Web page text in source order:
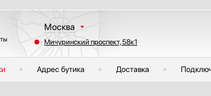
Москва
Санкт-Петербург
Казань
Мичуринский проспект, 58к1
Адрес бутика Доставка